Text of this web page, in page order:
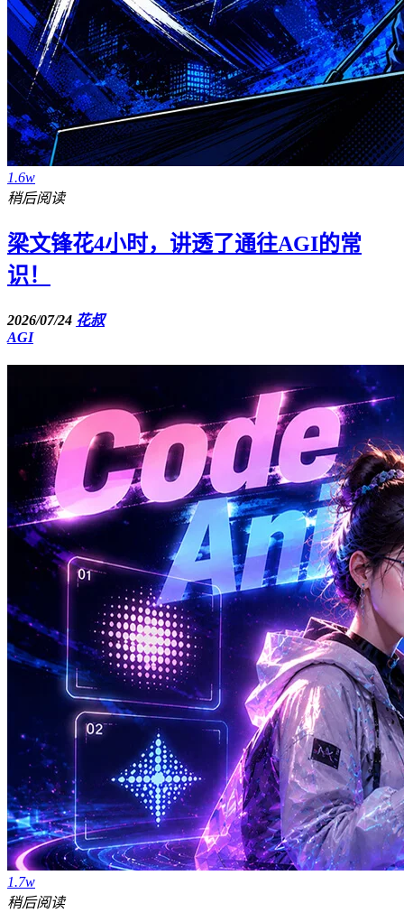
1.6w
稍后阅读
梁文锋花4小时，讲透了通往AGI的常
识！
2026/07/24 花叔
AGI
1.7w
稍后阅读